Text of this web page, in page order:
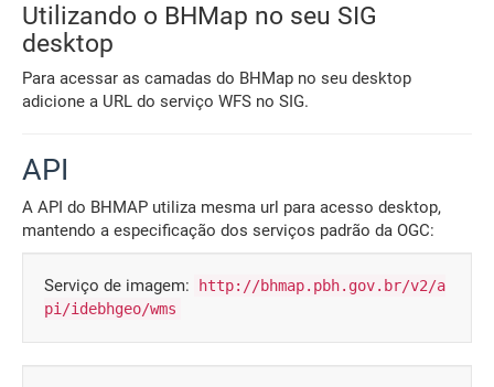
Utilizando o BHMap no seu SIG
desktop
Para acessar as camadas do BHMap no seu desktop
adicione a URL do serviço WFS no SIG.
API
A API do BHMAP utiliza mesma url para acesso desktop,
mantendo a especificação dos serviços padrão da OGC:
Serviço de imagem:
http://bhmap.pbh.gov.br/v2/a
pi/idebhgeo/wms